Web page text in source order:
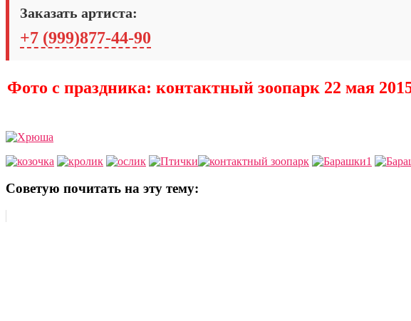
Заказать артиста:
+7 (999)877-44-90
Фото с праздника: контактный зоопарк 22 мая
Советую почитать на эту тему: